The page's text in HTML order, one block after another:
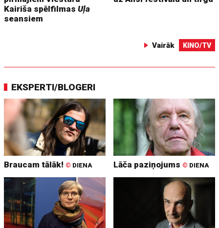
Kairiša spēlfilmasUļa
seansiem
Vairāk KINO/TV
EKSPERTI/BLOGERI
Braucam tālāk! © DIENA Lāča paziņojums © DIENA